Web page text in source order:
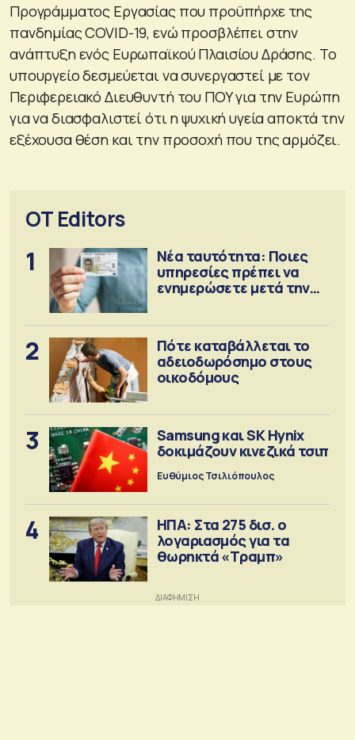
Προγράμματος Εργασίας που προϋπήρχε της
πανδημίας COVID-19, ενώ προσβλέπει στην
ανάπτυξη ενός Ευρωπαϊκού Πλαισίου Δράσης. Το
υπουργείο δεσμεύεται να συνεργαστεί με τον
Περιφερειακό Διευθυντή του ΠΟΥ για την Ευρώπη
για να διασφαλιστεί ότι η ψυχική υγεία αποκτά την
εξέχουσα θέση και την προσοχή που της αρμόζει.
OT Editors
1
Νέα ταυτότητα: Ποιες
υπηρεσίες πρέπει να
ενημερώσετε μετά την
2
Πότε καταβάλλεται το
αδειοδωρόσημο στους
οικοδόμους
3
Samsung και SK Hynix
δοκιμάζουν κινεζικά τσιπ
Ευθύμιος Τσιλιόπουλος
4
ΗΠΑ: Στα 275 δισ. ο
λογαριασμός για τα
θωρηκτά «Τραμπ»